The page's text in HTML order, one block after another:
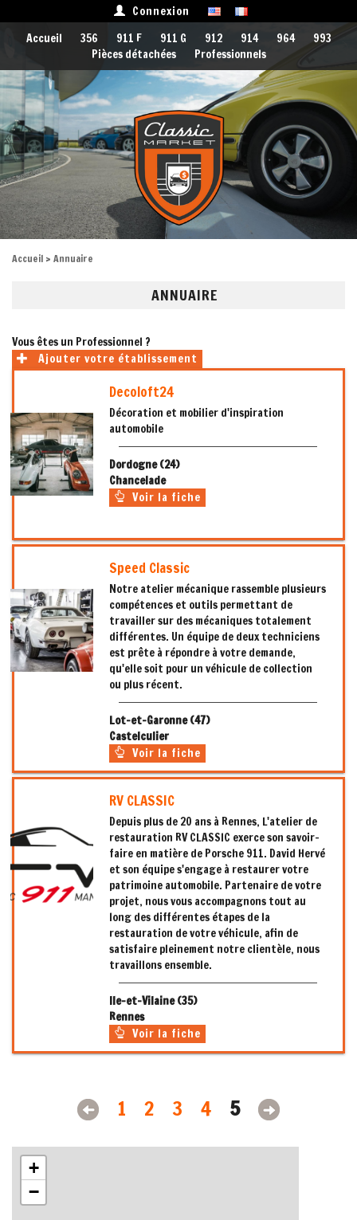
Connexion
Accueil
356 911 F 911 G 912 914 964
993
Pièces détachées
Professionnels
Accueil > Annuaire
ANNUAIRE
Vous êtes un Professionnel ?
Ajouter votre établissement
Decoloft24
Décoration et mobilier d'inspiration
automobile
Dordogne (24)
Chancelade
Voir la fiche
Speed Classic
Notre atelier mécanique rassemble plusieurs
compétences et outils permettant de
travailler sur des mécaniques totalement
différentes. Un équipe de deux techniciens
est prête à répondre à votre demande,
qu'elle soit pour un véhicule de collection
ou plus récent.
Lot-et-Garonne (47)
Castelculier
Voir la fiche
RV CLASSIC
Depuis plus de 20 ans à Rennes, L'atelier de
restauration RV CLASSIC exerce son savoir-
faire en matière de Porsche 911. David Hervé
et son équipe s'engage à restaurer votre
patrimoine automobile. Partenaire de votre
projet, nous vous accompagnons tout au
long des différentes étapes de la
restauration de votre véhicule, afin de
satisfaire pleinement notre clientèle, nous
travaillons ensemble.
Ile-et-Vilaine (35)
Rennes
Voir la fiche
1 2 3 4 5
+
−